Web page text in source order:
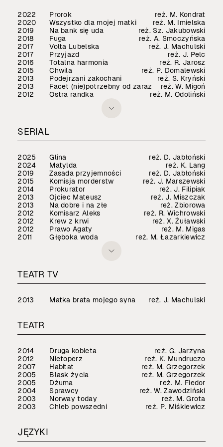
2022 Prorok
reż. M. Kondrat
2020
Wszystko dla mojej matki
reż. M. Imielska
2019
Na bank się uda
reż. Sz. Jakubowski
2018
Fuga
reż. A. Smoczyńska
2017
Volta Lubelska
reż. J. Machulski
2017
Przyjazd
reż. J. Pelc
2016
Totalna harmonia
reż. R. Jarosz
2015
Chwila
reż. P. Domalewski
2013
Podejrzani zakochani
reż. S. Kryński
2013
Facet (nie)potrzebny od zaraz
reż. W. Migoń
2012
Ostra randka reż. M. Odoliński
SERIAL
2025 Glina
reż. D. Jabłoński
2024
Matylda
reż. K. Lang
2019
Zasada przyjemności
reż. D. Jabłoński
2015
Komisja morderstw
reż. J. Marszewski
2014
Prokurator
reż. J. Filipiak
2013
Ojciec Mateusz
reż. J. Miszczak
2013
Na dobre i na złe
reż. Zbiorowa
2012
Komisarz Aleks
reż. R. Wichrowski
2012
Krew z krwi
reż. X. Żuławski
2012
Prawo Agaty
reż. M. Migas
2011
Głęboka woda reż. M. Łazarkiewicz
TEATR TV
2013 Matka brata mojego syna reż. J. Machulski
TEATR
2014 Druga kobieta
reż. G. Jarzyna
2012
Nietoperz
reż. K. Mundruczo
2007
Habitat
reż. M. Grzegorzek
2005
Blask życia
reż. M. Grzegorzek
2005
Dżuma
reż. M. Fiedor
2004
Sprawcy
reż. W. Zawodziński
2003
Norway today
reż. M. Grota
2003
Chleb powszedni reż. P. Miśkiewicz
JĘZYKI